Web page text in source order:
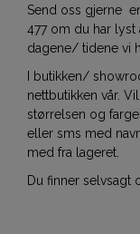
Send oss gjerne
477 om du har
dagene/ tidene vi
I butikken/
nettbutikken vår.
størrelsen og
eller sms med
med fra lageret.
Du finner selvsagt